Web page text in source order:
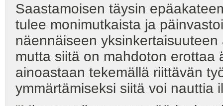
Saastamoisen täysin
tulee monimutkaista ja
näennäiseen
mutta siitä on mahdoton
ainoastaan tekemällä riittävän
ymmärtämiseksi siitä voi nauttia